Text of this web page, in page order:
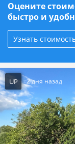
Оцените
быстро и
Узнать
UP 2 дня назад